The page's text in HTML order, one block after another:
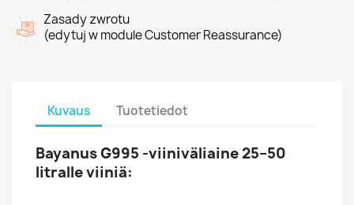
Zasady zwrotu
(edytuj w module Customer Reassurance)
Kuvaus Tuotetiedot
Bayanus G995 -viiniväliaine 25–50
litralle viiniä: